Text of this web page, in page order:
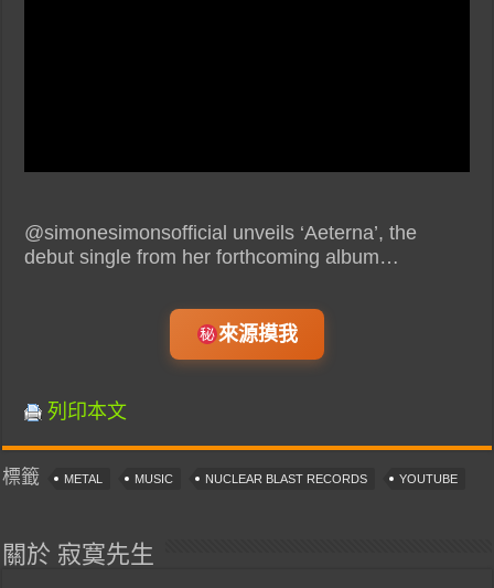
@simonesimonsofficial unveils ‘Aeterna’, the
debut single from her forthcoming album…
來源摸我
列印本文
標籤 METAL MUSIC NUCLEAR BLAST RECORDS YOUTUBE
關於 寂寞先生